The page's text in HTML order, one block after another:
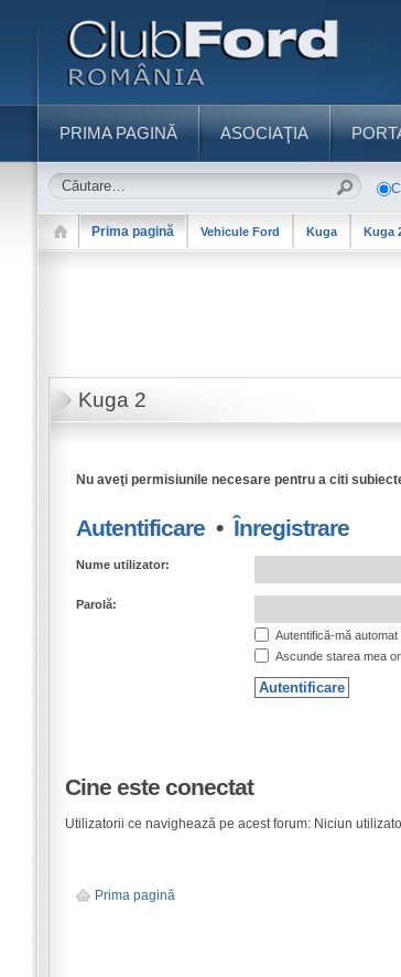
PRIMA PAGINĂ ASOCIAŢIA
Prima pagină Vehicule Ford Kuga Kuga
Kuga 2
Nu aveţi permisiunile necesare pentru a citi
Autentificare•Înregistrare
Nume utilizator:
Parolă:
Autentifică-mă
Ascunde starea mea
Cine este conectat
Utilizatorii ce navighează pe acest forum: Niciun
Prima pagină